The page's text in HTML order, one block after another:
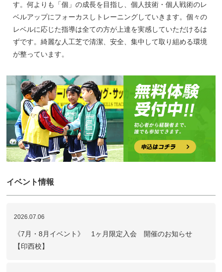
す。何よりも「個」の成長を目指し、個人技術・個人戦術のレ
ベルアップにフォーカスしトレーニングしていきます。個々の
レベルに応じた指導は全ての方が上達を実感していただけるは
ずです。綺麗な人工芝で清潔、安全、集中して取り組める環境
が整っています。
イベント情報
2026.07.06
《7月・8月イベント》 1ヶ月限定入会 開催のお知らせ
【印西校】